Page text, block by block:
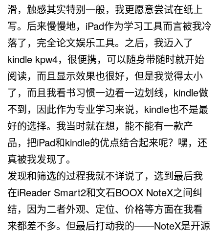
滑，触感其实特别一般，我更愿意尝试在纸上
写。后来慢慢地，iPad作为学习工具而言被我冷
落了，完全论文娱乐工具。之后，我迈入了
kindle kpw4，很便携，可以随身带随时就开始
阅读，而且显示效果也很好，但是我觉得太小
了，而且我看书习惯一边看一边划线，kindle做
不到，因此作为专业学习来说，kindle也不是最
好的选择。我当时就在想，能不能有一款产
品，把iPad和kindle的优点结合起来呢？嘿，还
真被我发现了。
发现和筛选的过程我就不详说了，选到最后我
在iReader Smart2和文石BOOX NoteX之间纠
结，因为二者外观、定位、价格等方面在我看
来都差不多。但最后打动我的——NoteX是开源